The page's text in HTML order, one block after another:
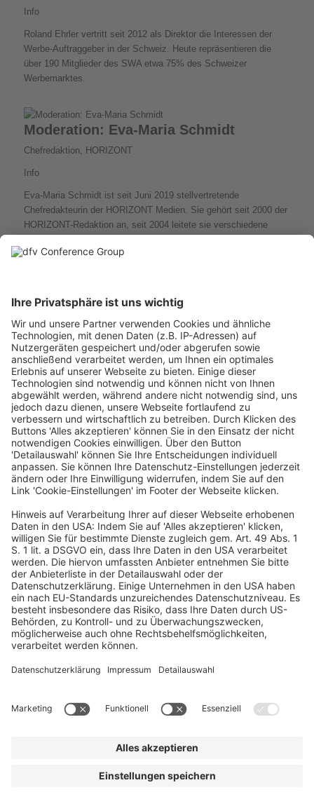
Info
Roland Ehrler vertritt seit 2012 als Direktor die Interessen der
Werbe-Auftraggeber in der Schweiz. Heute repräsentieren die
über 190 Mitglieder des SWA etwa 75% des Schweizer
Werbemarktes.
Moderation: Eva-Maria Schmidt
Chefredaktion, HORIZONT
Info
Eva-Maria Schmidt ist seit Juni 2019 stellvertretende
Chefredakteurin der HORIZONT Medien. Sie gehört seit 2000 der
HORIZONT-Redaktion an, seit 2004 leitete sie verschiedene
Redaktion HORIZONT Swiss
Info
Seit 2019 produziert Beat Hürlimann für HORIZONT als freier
Online-Redakteur für die Schweizer Newsletter News und
Reportagen: Schreibend, filmend, vom Desk oder von unterwegs.
JETZT ANMELDEN
Vielen Dank für Ihr Interesse!
Für SWA-Mitglieder sind die «HORIZONT Swiss Digital Talks»
zum Thema Werbewirkung kostenfrei. Wenden Sie sich an die
Geschäftsstelle .
Wir benötigen Ihre Zustimmung, um den Xing Plugin-
Service zu laden!Wir verwenden XING Events für
Ihren Aktivitäten sammeln. Bitte
Ticketservice zuzugreifen.
© dfv Conference Group GmbH